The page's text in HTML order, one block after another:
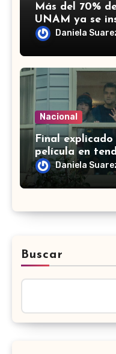
Más del 70%
UNAM ya se
de control:
Daniela
Nacional
Final explicado
película en
pasa con la
Daniela
Buscar